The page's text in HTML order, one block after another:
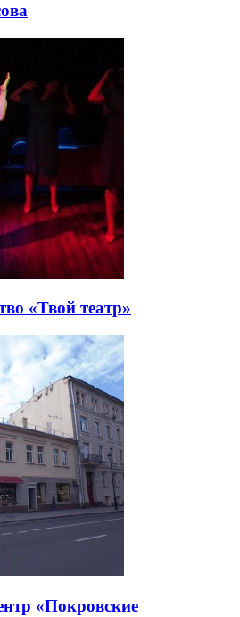
«Твой театр»
«Покровские